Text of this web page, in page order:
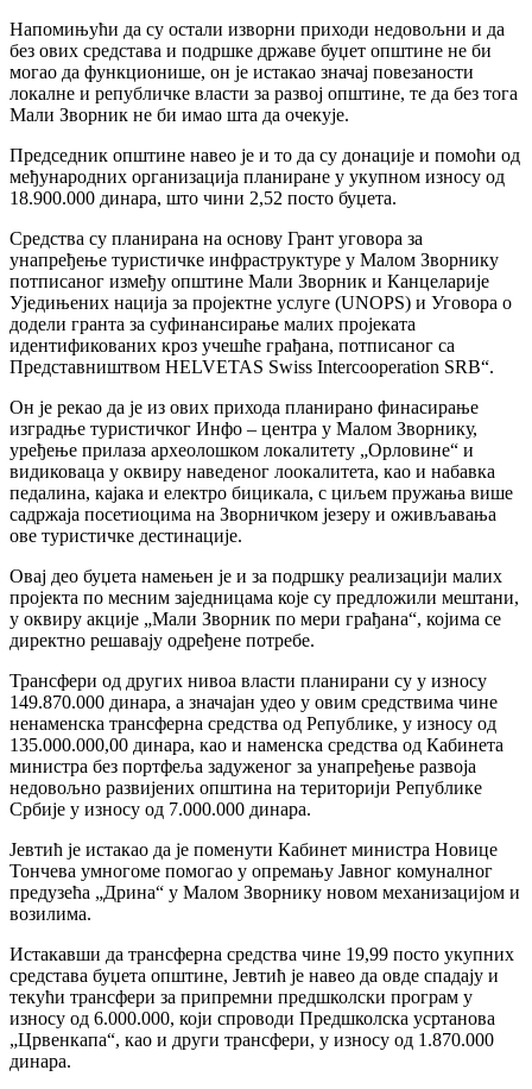
Напомињући да су остали изворни приходи недовољни и да
без ових средстава и подршке државе буџет општине не би
могао да функционише, он је истакао значај повезаности
локалне и републичке власти за развој општине, те да без тога
Мали Зворник не би имао шта да очекује.
Председник општине навео је и то да су донације и помоћи од
међународних организација планиране у укупном износу од
18.900.000 динара, што чини 2,52 посто буџета.
Средства су планирана на основу Грант уговора за
унапређење туристичке инфраструктуре у Малом Зворнику
потписаног између општине Мали Зворник и Канцеларије
Уједињених нација за пројектне услуге (UNOPS) и Уговора о
додели гранта за суфинансирање малих пројеката
идентификованих кроз учешће грађана, потписаног са
Представништвом HELVETAS Swiss Intercooperation SRB“.
Он је рекао да је из ових прихода планирано финасирање
изградње туристичког Инфо – центра у Малом Зворнику,
уређење прилаза археолошком локалитету „Орловине“ и
видиковаца у оквиру наведеног лоокалитета, као и набавка
педалина, кајака и електро бицикала, с циљем пружања више
садржаја посетиоцима на Зворничком језеру и оживљавања
ове туристичке дестинације.
Овај део буџета намењен је и за подршку реализацији малих
пројекта по месним заједницама које су предложили мештани,
у оквиру акције „Мали Зворник по мери грађана“, којима се
директно решавају одређене потребе.
Трансфери од других нивоа власти планирани су у износу
149.870.000 динара, а значајан удео у овим средствима чине
ненаменска трансферна средства од Републике, у износу од
135.000.000,00 динара, као и наменска средства од Кабинета
министра без портфеља задуженог за унапређење развоја
недовољно развијених општина на територији Републике
Србије у износу од 7.000.000 динара.
Јевтић је истакао да је поменути Кабинет министра Новице
Тончева умногоме помогао у опремању Јавног комуналног
предузећа „Дрина“ у Малом Зворнику новом механизацијом и
возилима.
Истакавши да трансферна средства чине 19,99 посто укупних
средстава буџета општине, Јевтић је навео да овде спадају и
текући трансфери за припремни предшколски програм у
износу од 6.000.000, који спроводи Предшколска усртанова
„Црвенкапа“, као и други трансфери, у износу од 1.870.000
динара.